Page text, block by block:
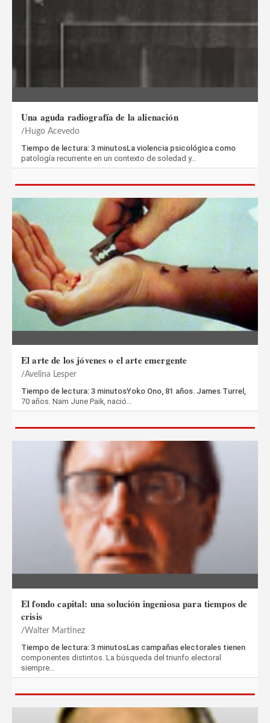
Una aguda radiografía de la alienación
Hugo Acevedo
Tiempo de lectura: 3 minutosLa violencia psicológica como
patología recurrente en un contexto de soledad y…
El arte de los jóvenes o el arte emergente
Avelina Lesper
Tiempo de lectura: 3 minutosYoko Ono, 81 años. James Turrel,
70 años. Nam June Paik, nació…
El fondo capital: una solución ingeniosa para tiempos de
crisis
Walter Martinez
Tiempo de lectura: 3 minutosLas campañas electorales tienen
componentes distintos. La búsqueda del triunfo electoral
siempre…